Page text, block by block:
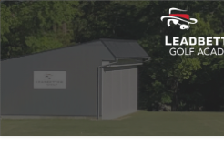
コ
ン
テ
へ
ス
ナ
ビ
ゲ
ョ
ン